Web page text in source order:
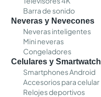
Barra de sonido
Neveras y Nevecones
Neveras inteligentes
Mini neveras
Congeladores
Celulares y Smartwatch
Smartphones Android
Accesorios para celular
Relojes deportivos